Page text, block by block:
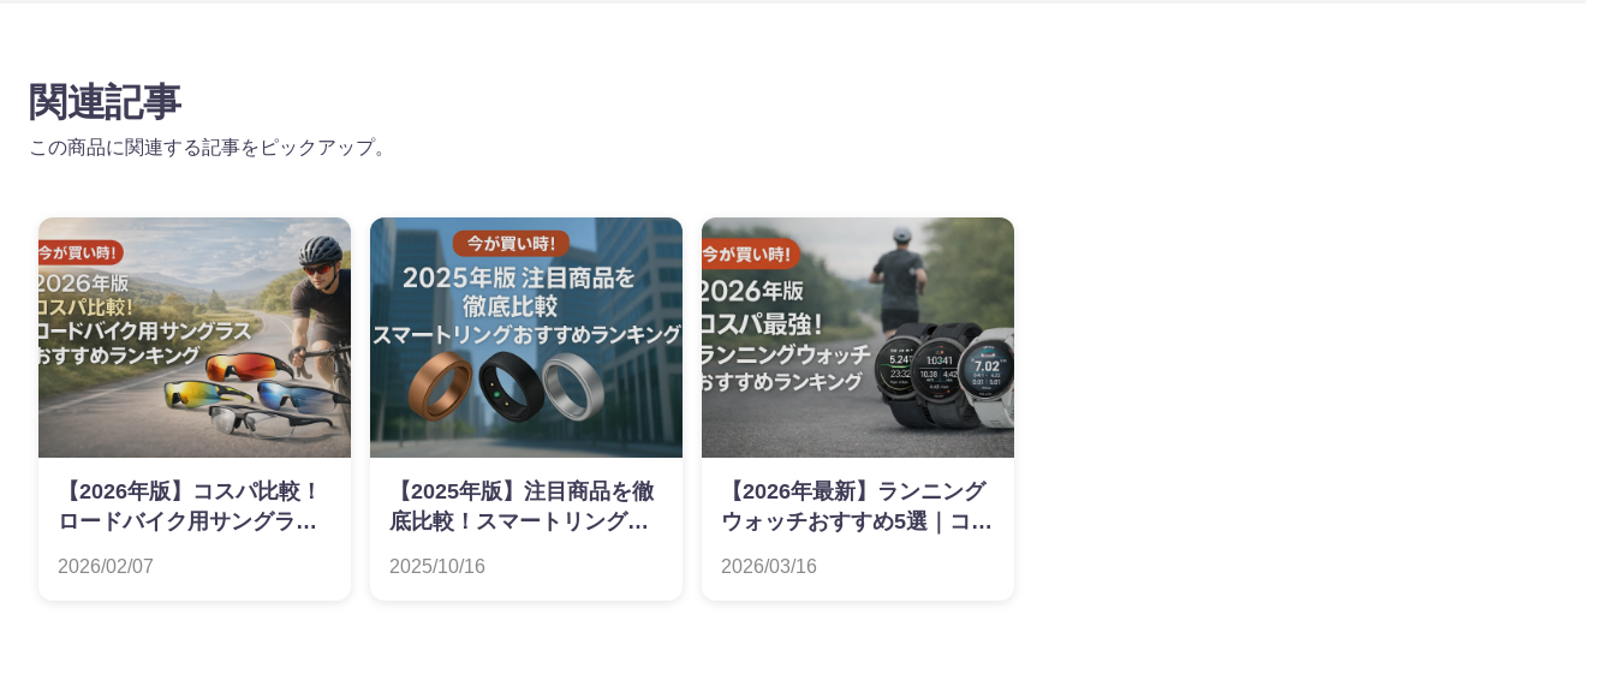
関連記事
この商品に関連する記事をピックアップ。
【2026年版】コスパ比較！
ロードバイク用サングラス
2026/02/07
【2025年版】注目商品を徹
底比較！スマートリングお
2025/10/16
【2026年最新】ランニング
ウォッチおすすめ5選｜コス
2026/03/16